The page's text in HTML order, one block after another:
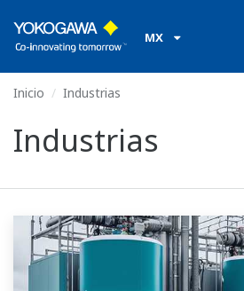
MX
Inicio Industrias
Industrias